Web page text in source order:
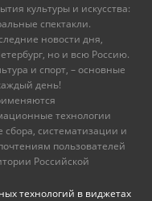
культуры и искусства:
спектакли.
новости дня,
но и всю Россию.
и спорт, – основные
день!
технологии
систематизации и
пользователей
Российской
технологий в виджетах